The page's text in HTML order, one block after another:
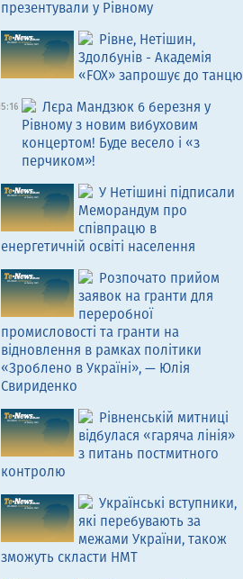
презентували у Рівному
Рівне, Нетішин,
Здолбунів - Академія
«FOX» запрошує до танцю
Лєра Мандзюк 6 березня у
Рівному з новим вибуховим
концертом! Буде весело і «з
перчиком»!
У Нетішині підписали
Меморандум про
співпрацю в
енергетичній освіті населення
Розпочато прийом
заявок на гранти для
переробної
промисловості та гранти на
відновлення в рамках політики
«Зроблено в Україні», — Юлія
Свириденко
Рівненській митниці
відбулася «гаряча лінія»
з питань постмитного
контролю
Українські вступники,
які перебувають за
межами України, також
зможуть скласти НМТ